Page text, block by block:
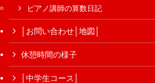
ピアノ講師の算数日記
│お問い合わせ│地図│
休憩時間の様子
│中学生コース│